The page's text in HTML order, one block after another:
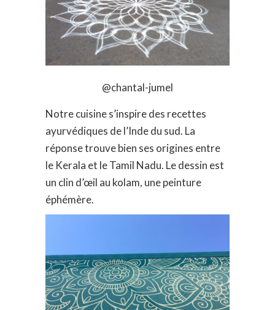
@chantal-jumel
Notre cuisine s’inspire des recettes
ayurvédiques de l’Inde du sud. La
réponse trouve bien ses origines entre
le Kerala et le Tamil Nadu. Le dessin est
un clin d’œil au kolam, une peinture
éphémère.